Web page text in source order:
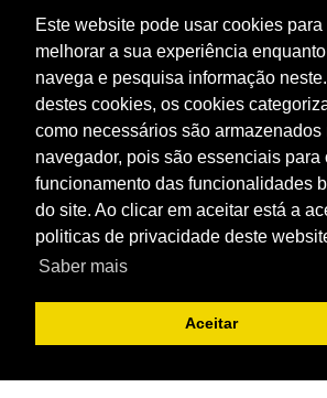
Este website pode usar cookies para
melhorar a sua experiência enquanto
navega e pesquisa informação
destes cookies, os cookies
como necessários são armazenados
navegador, pois são essenciais para
funcionamento das funcionalidades
do site. Ao clicar em aceitar está a
politicas de privacidade deste
Saber mais
Aceitar
© 2026 Agrupamento de
Todos os direitos